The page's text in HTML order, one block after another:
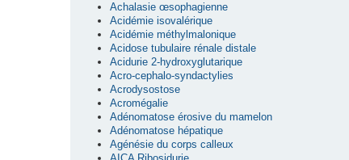
Achalasie œsophagienne
Acidémie isovalérique
Acidémie méthylmalonique
Acidose tubulaire rénale distale
Acidurie 2-hydroxyglutarique
Acro-cephalo-syndactylies
Acrodysostose
Acromégalie
Adénomatose érosive du mamelon
Adénomatose hépatique
Agénésie du corps calleux